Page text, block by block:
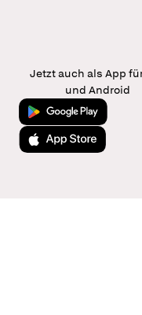
Jetzt auch als App
und Android
Jetzt bei Google Play
Laden im App Store